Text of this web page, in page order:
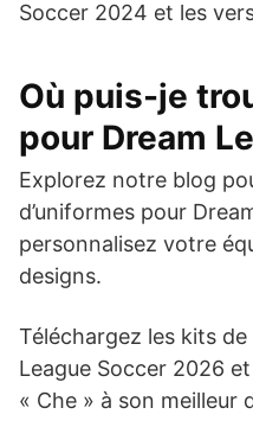
Soccer 2024 et les
Où puis-je
pour Dream
Explorez notre blog
d’uniformes pour
personnalisez votre
designs.
Téléchargez les kits
League Soccer 2026
« Che » à son meilleur